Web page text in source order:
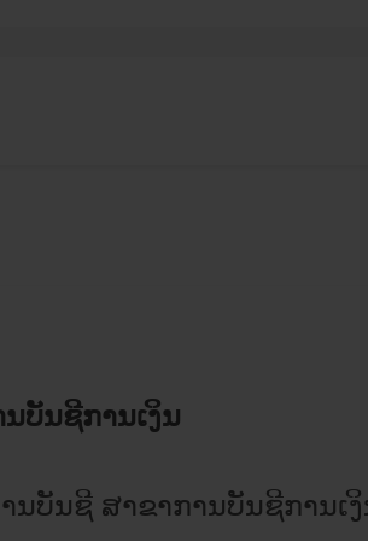
ບັນຊີການ​ເງິນ
ບັນຊີ ສາຂາ​ການບັນຊີການ​ເ